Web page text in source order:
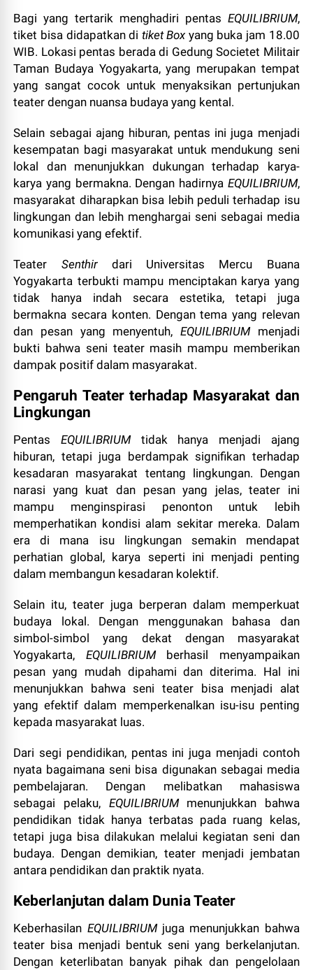
Bagi yang tertarik menghadiri pentas EQUILIBRIUM,
tiket bisa didapatkan di tiket Boxyang buka jam 18.00
WIB. Lokasi pentas berada di Gedung Societet Militair
Taman Budaya Yogyakarta, yang merupakan tempat
yang sangat cocok untuk menyaksikan pertunjukan
teater dengan nuansa budaya yang kental.
Selain sebagai ajang hiburan, pentas ini juga menjadi
kesempatan bagi masyarakat untuk mendukung seni
lokal dan menunjukkan dukungan terhadap karya-
karya yang bermakna. Dengan hadirnya EQUILIBRIUM,
masyarakat diharapkan bisa lebih peduli terhadap isu
lingkungan dan lebih menghargai seni sebagai media
komunikasi yang efektif.
Teater Senthirdari Universitas Mercu Buana
Yogyakarta terbukti mampu menciptakan karya yang
tidak hanya indah secara estetika, tetapi juga
bermakna secara konten. Dengan tema yang relevan
dan pesan yang menyentuh, EQUILIBRIUMmenjadi
bukti bahwa seni teater masih mampu memberikan
dampak positif dalam masyarakat.
Pengaruh Teater terhadap Masyarakat dan
Lingkungan
PentasEQUILIBRIUMtidak hanya menjadi ajang
hiburan, tetapi juga berdampak signifikan terhadap
kesadaran masyarakat tentang lingkungan. Dengan
narasi yang kuat dan pesan yang jelas, teater ini
mampu menginspirasi penonton untuk lebih
memperhatikan kondisi alam sekitar mereka. Dalam
era di mana isu lingkungan semakin mendapat
perhatian global, karya seperti ini menjadi penting
dalam membangun kesadaran kolektif.
Selain itu, teater juga berperan dalam memperkuat
budaya lokal. Dengan menggunakan bahasa dan
simbol-simbol yang dekat dengan masyarakat
Yogyakarta, EQUILIBRIUMberhasil menyampaikan
pesan yang mudah dipahami dan diterima. Hal ini
menunjukkan bahwa seni teater bisa menjadi alat
yang efektif dalam memperkenalkan isu-isu penting
kepada masyarakat luas.
Dari segi pendidikan, pentas ini juga menjadi contoh
nyata bagaimana seni bisa digunakan sebagai media
pembelajaran. Dengan melibatkan mahasiswa
sebagai pelaku, EQUILIBRIUMmenunjukkan bahwa
pendidikan tidak hanya terbatas pada ruang kelas,
tetapi juga bisa dilakukan melalui kegiatan seni dan
budaya. Dengan demikian, teater menjadi jembatan
antara pendidikan dan praktik nyata.
Keberlanjutan dalam Dunia Teater
Keberhasilan EQUILIBRIUMjuga menunjukkan bahwa
teater bisa menjadi bentuk seni yang berkelanjutan.
Dengan keterlibatan banyak pihak dan pengelolaan